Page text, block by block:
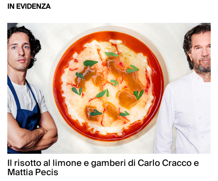
IN EVIDENZA
Il risotto al limone e gamberi di Carlo Cracco e
Mattia Pecis